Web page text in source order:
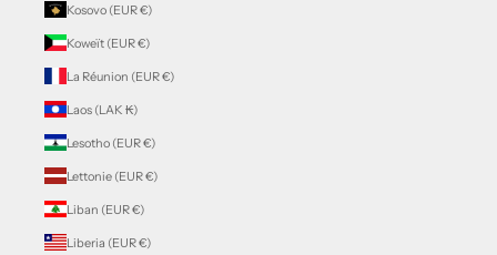
Kosovo (EUR €)
Koweït (EUR €)
La Réunion (EUR €)
Laos (LAK ₭)
Lesotho (EUR €)
Lettonie (EUR €)
Liban (EUR €)
Liberia (EUR €)